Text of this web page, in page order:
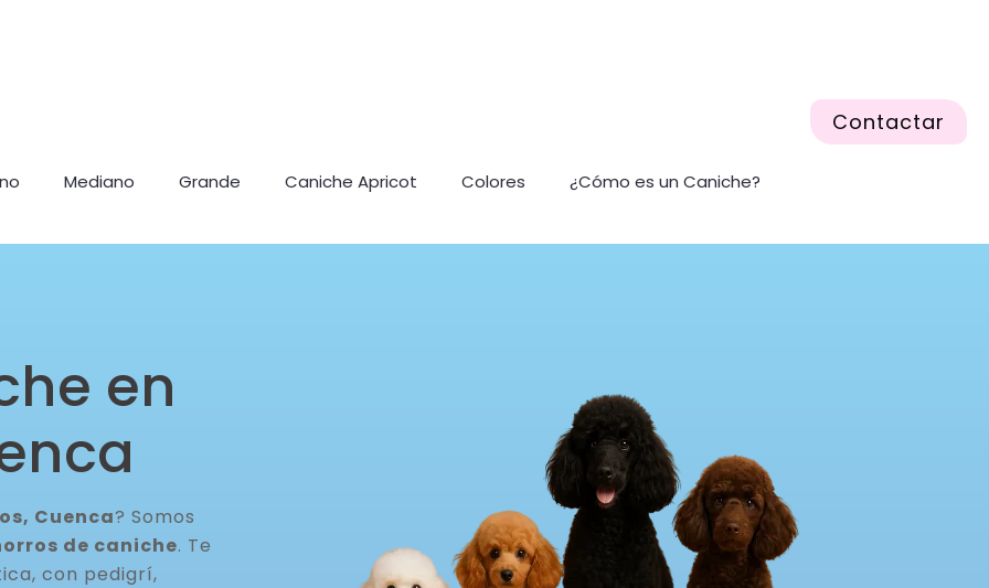
Mediano Grande Caniche Apricot Colores ¿Cómo es un Caniche?
Contactar
en
Cuenca? Somos
de caniche. Te
con pedigrí,